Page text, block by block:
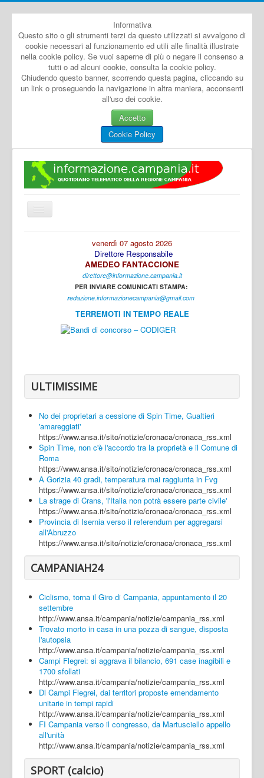
Informativa
Questo sito o gli strumenti terzi da questo utilizzati si avvalgono di
cookie necessari al funzionamento ed utili alle finalità illustrate
nella cookie policy. Se vuoi saperne di più o negare il consenso a
tutti o ad alcuni cookie, consulta la cookie policy.
Chiudendo questo banner, scorrendo questa pagina, cliccando su
un link o proseguendo la navigazione in altra maniera, acconsenti
all'uso dei cookie.
Accetto
Cookie Policy
Cambia
navigazione
Caserta
Napoli
Salerno
Login
venerdì 07 agosto 2026
Direttore Responsabile
AMEDEO FANTACCIONE
direttore@informazione.campania.it
PER INVIARE COMUNICATI STAMPA:
redazione.informazionecampania@gmail.com
TERREMOTI IN TEMPO REALE
ULTIMISSIME
No dei proprietari a cessione di Spin Time, Gualtieri
'amareggiati'
https://www.ansa.it/sito/notizie/cronaca/cronaca_rss.xml
Spin Time, non c'è l'accordo tra la proprietà e il Comune di
Roma
https://www.ansa.it/sito/notizie/cronaca/cronaca_rss.xml
A Gorizia 40 gradi, temperatura mai raggiunta in Fvg
https://www.ansa.it/sito/notizie/cronaca/cronaca_rss.xml
La strage di Crans, 'l'Italia non potrà essere parte civile'
https://www.ansa.it/sito/notizie/cronaca/cronaca_rss.xml
Provincia di Isernia verso il referendum per aggregarsi
all'Abruzzo
https://www.ansa.it/sito/notizie/cronaca/cronaca_rss.xml
CAMPANIAH24
Ciclismo, torna il Giro di Campania, appuntamento il 20
settembre
http://www.ansa.it/campania/notizie/campania_rss.xml
Trovato morto in casa in una pozza di sangue, disposta
l'autopsia
http://www.ansa.it/campania/notizie/campania_rss.xml
Campi Flegrei: si aggrava il bilancio, 691 case inagibili e
1700 sfollati
http://www.ansa.it/campania/notizie/campania_rss.xml
Dl Campi Flegrei, dai territori proposte emendamento
unitarie in tempi rapidi
http://www.ansa.it/campania/notizie/campania_rss.xml
FI Campania verso il congresso, da Martusciello appello
all'unità
http://www.ansa.it/campania/notizie/campania_rss.xml
SPORT (calcio)